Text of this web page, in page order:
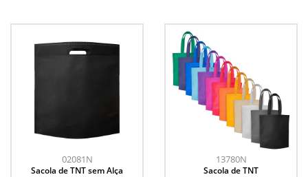
02081N
Sacola de TNT sem Alça
13780N
Sacola de TNT